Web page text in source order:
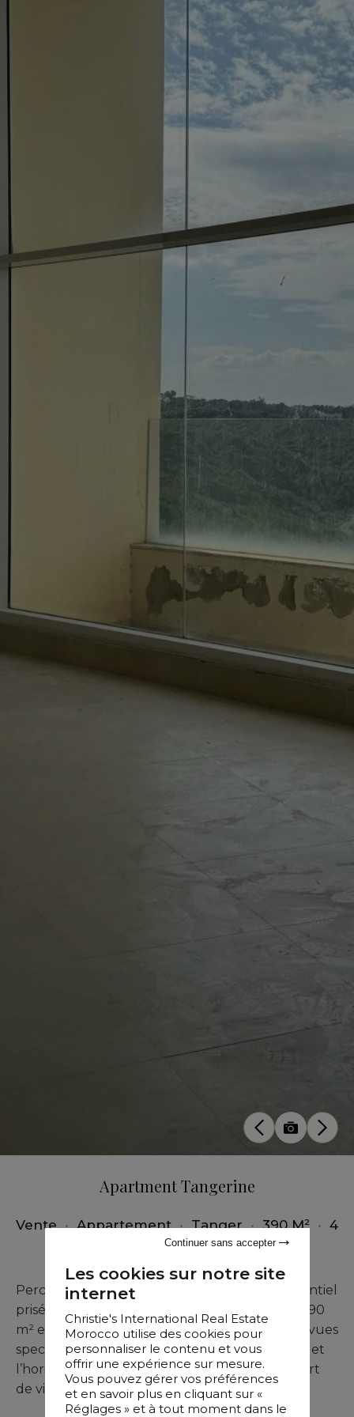
Apartment Tangerine
Vente•Appartement•Tanger•390 M² • 4
Chambres
Perché sur les hauteurs d’un complexe résidentiel
prisé à Tanger, ce penthouse somptueux de 390
m² est une adresse rare alliant luxe, espace et vues
spectaculaires. Dominant la mer Méditerranée et
l’horizon urbain de Tanger, il vous invite à un art
de vivre sans compromis.
Les cookies sur notre site
internet
Christie's International Real Estate
Morocco utilise des cookies pour
personnaliser le contenu et vous
offrir une expérience sur mesure.
Vous pouvez gérer vos préférences
et en savoir plus en cliquant sur «
Réglages » et à tout moment dans le
Continuer sans accepter